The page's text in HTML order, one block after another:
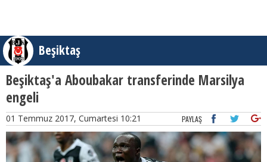
Beşiktaş
Beşiktaş'a Aboubakar transferinde Marsilya
engeli
01 Temmuz 2017, Cumartesi 10:21 PAYLAŞ